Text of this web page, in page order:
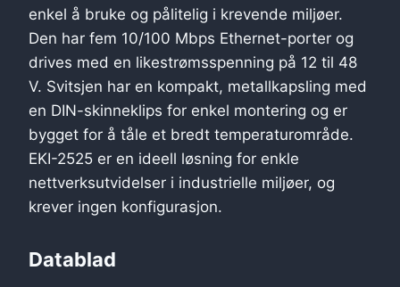
enkel å bruke og pålitelig i krevende miljøer.
Den har fem 10/100 Mbps Ethernet-porter og
drives med en likestrømsspenning på 12 til 48
V. Svitsjen har en kompakt, metallkapsling med
en DIN-skinneklips for enkel montering og er
bygget for å tåle et bredt temperaturområde.
EKI-2525 er en ideell løsning for enkle
nettverksutvidelser i industrielle miljøer, og
krever ingen konfigurasjon.
Datablad